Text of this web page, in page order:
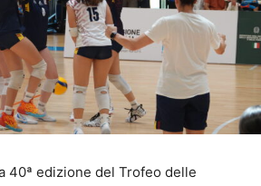
40ª edizione del Trofeo delle